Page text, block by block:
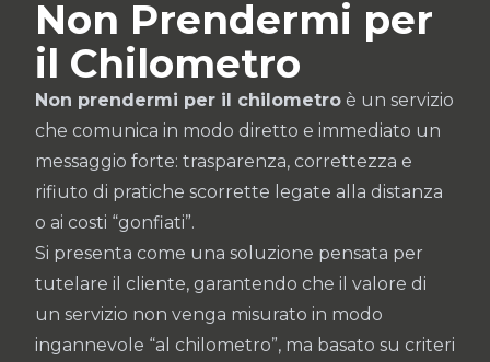
Non Prendermi per
il Chilometro
Non prendermi per il chilometro è un servizio
che comunica in modo diretto e immediato un
messaggio forte: trasparenza, correttezza e
rifiuto di pratiche scorrette legate alla distanza
o ai costi “gonfiati”.
Si presenta come una soluzione pensata per
tutelare il cliente, garantendo che il valore di
un servizio non venga misurato in modo
ingannevole “al chilometro”, ma basato su criteri